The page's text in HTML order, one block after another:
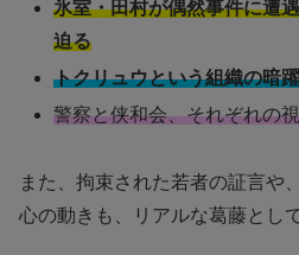
氷室・田村が偶然事件に遭
迫る
トクリュウという組織の暗
警察と侠和会、それぞれの
また、拘束された若者の証言や
心の動きも、リアルな葛藤とし